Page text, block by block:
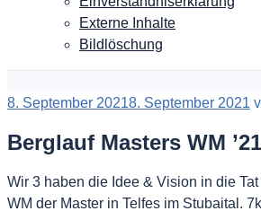
Externe Inhalte
Bildlöschung
Veröffentlicht
8. September 20218. September 2021
Berglauf Masters WM ’21
Wir 3 haben die Idee & Vision in die
WM der Master in Telfes im Stubaital.